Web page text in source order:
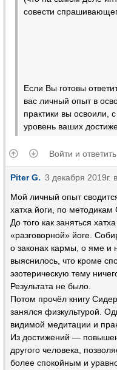
совести
Если Вы готовы
вас личный опыт в
практики вы освоили,
уровень ваших
Войти и ответить
Piter G. 3 декабря 2019г.
Мой личный опыт
хатха йоги, по методикам
До того как заняться
«разговорной» йоге.
о законах кармы, о яме и
выяснилось, что кроме
эзотерическую тему
Результата не было.
Потом прочёл книгу
занялся физкультурой.
видимой медитации и
Из достижений —
другого человека,
более спокойным и